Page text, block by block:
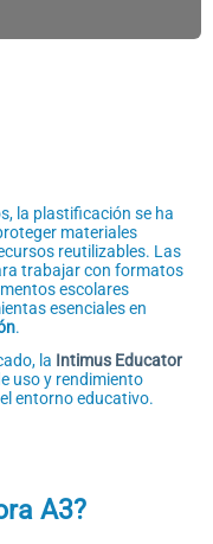
la plastificación se ha
materiales
reutilizables. Las
trabajar con formatos
escolares
esenciales en
.
la Intimus Educator
uso y rendimiento
entorno educativo.
A3?